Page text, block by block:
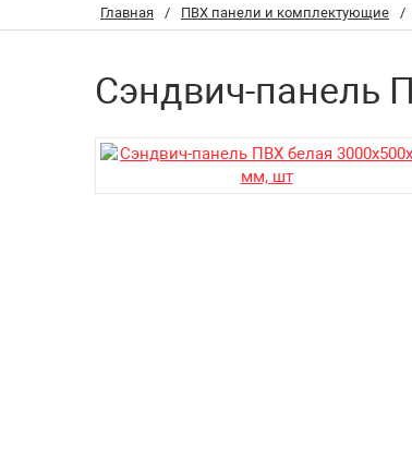
Главная / ПВХ панели и комплектующие /
Сэндвич-панель